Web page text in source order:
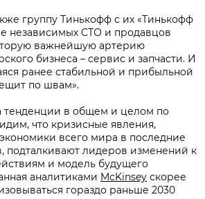
группу Тинькофф с их «Тинькофф
независимых СТО и продавцов
важнейшую артерию
бизнеса – сервис и запчасти. И
ранее стабильной и прибыльной
по швам».
тенденции в общем и целом по
что кризисные явления,
всего мира в последние
подталкивают лидеров изменений к
и модель будущего
аналитиками McKinsey скорее
гораздо раньше 2030